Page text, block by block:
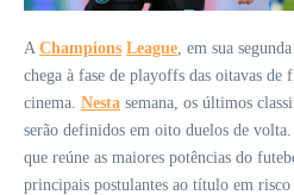
A Champions League , em sua
chega à fase de playoffs das oitavas
cinema. Nesta semana, os últimos
serão definidos em oito duelos de
que reúne as maiores potências do
principais postulantes ao título em